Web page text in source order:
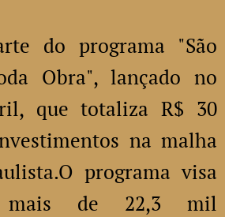
do programa "São
Obra", lançado no
que totaliza R$ 30
na malha
programa visa
mais de 22,3 mil